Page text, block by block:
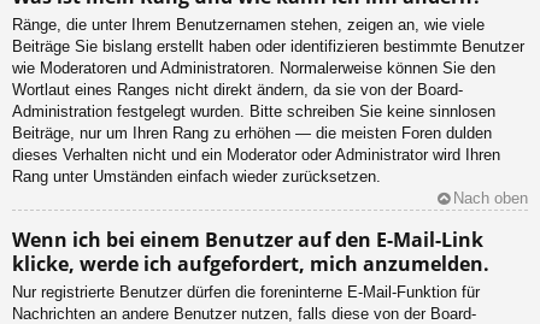
Ränge, die unter Ihrem Benutzernamen stehen, zeigen an, wie viele
Beiträge Sie bislang erstellt haben oder identifizieren bestimmte Benutzer
wie Moderatoren und Administratoren. Normalerweise können Sie den
Wortlaut eines Ranges nicht direkt ändern, da sie von der Board-
Administration festgelegt wurden. Bitte schreiben Sie keine sinnlosen
Beiträge, nur um Ihren Rang zu erhöhen — die meisten Foren dulden
dieses Verhalten nicht und ein Moderator oder Administrator wird Ihren
Rang unter Umständen einfach wieder zurücksetzen.
Nach oben
Wenn ich bei einem Benutzer auf den E-Mail-Link
klicke, werde ich aufgefordert, mich anzumelden.
Nur registrierte Benutzer dürfen die foreninterne E-Mail-Funktion für
Nachrichten an andere Benutzer nutzen, falls diese von der Board-